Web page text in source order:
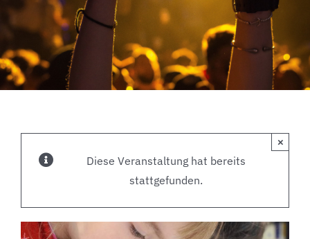
Diese Veranstaltung hat bereits
stattgefunden.
×